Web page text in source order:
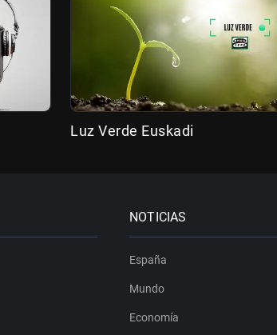
Luz Verde Euskadi
NOTICIAS
España
Mundo
Economía